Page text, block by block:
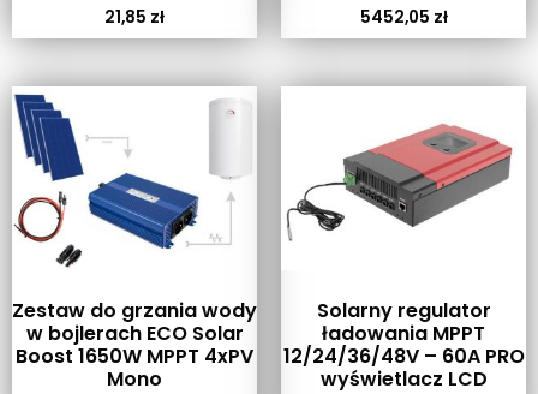
21,85 zł 5452,05 zł
Zestaw do grzania wody
w bojlerach ECO Solar
Boost 1650W MPPT 4xPV
Mono
Solarny regulator
ładowania MPPT
12/24/36/48V – 60A PRO
wyświetlacz LCD